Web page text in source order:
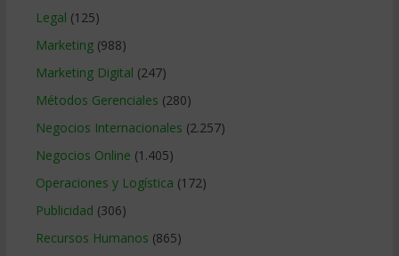
Legal (125)
Marketing(988)
Marketing Digital (247)
Métodos Gerenciales (280)
Negocios Internacionales (2.257)
Negocios Online (1.405)
Operaciones y Logística (172)
Publicidad (306)
Recursos Humanos (865)